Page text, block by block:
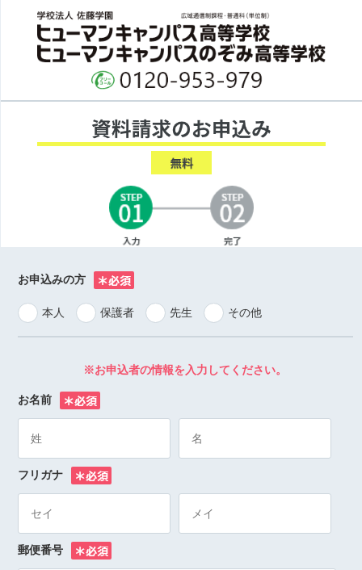
お申込みの方
本人 保護者 先生 その他
※お申込者の情報を入力してください。
お名前
フリガナ
郵便番号